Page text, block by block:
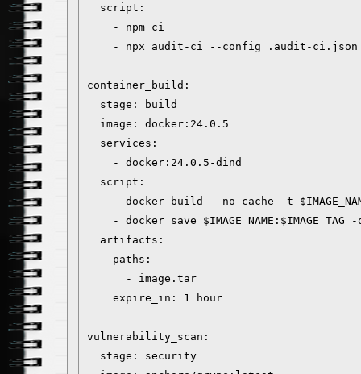
  script:
    - npm ci
    - npx audit-ci --config .audit-ci.json
container_build:
  stage: build
  image: docker:24.0.5
  services:
    - docker:24.0.5-dind
  script:
- docker build --no-cache -t
- docker save $IMAGE_NAME:$IMAGE_TAG
  artifacts:
    paths:
      - image.tar
    expire_in: 1 hour
vulnerability_scan:
  stage: security